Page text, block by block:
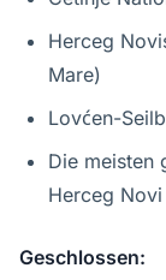
Herceg
Mare)
Lovćen-
Die meisten
Herceg Novi
Geschlossen: